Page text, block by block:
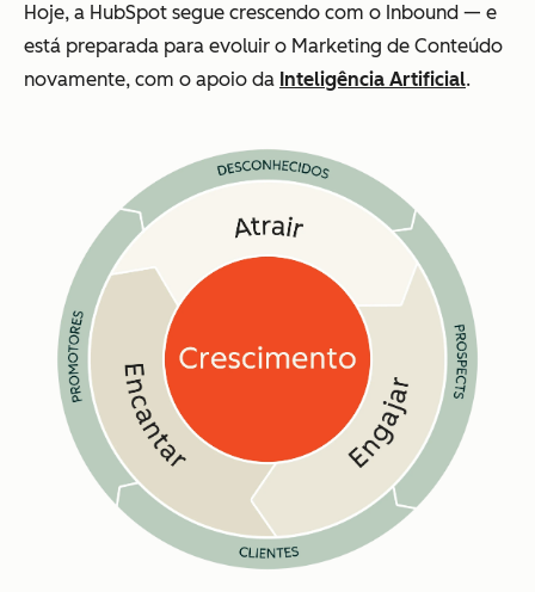
Hoje, a HubSpot segue crescendo com o Inbound — e
está preparada para evoluir o Marketing de Conteúdo
novamente, com o apoio da Inteligência Artificial.